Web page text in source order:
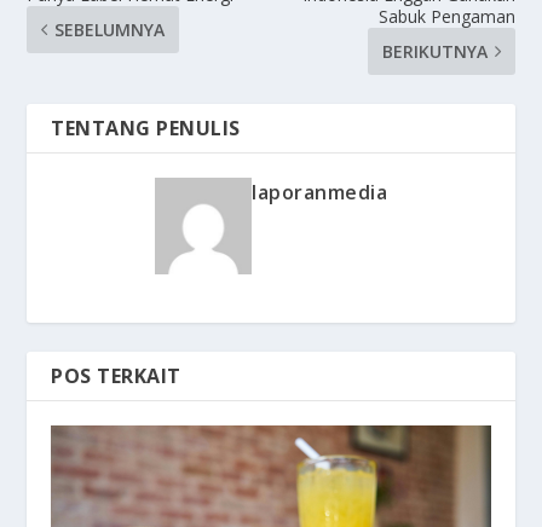
SEBELUMNYA
Sabuk Pengaman
BERIKUTNYA
TENTANG PENULIS
laporanmedia
POS TERKAIT